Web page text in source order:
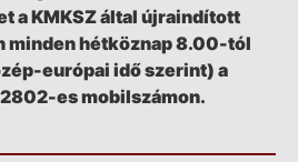
a KMKSZ által újraindított
minden hétköznap 8.00-tól
európai idő szerint) a
es mobilszámon.